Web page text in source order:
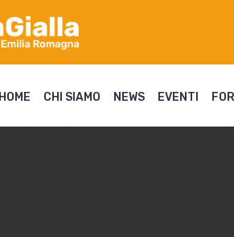
HOME CHI SIAMO NEWS EVENTI